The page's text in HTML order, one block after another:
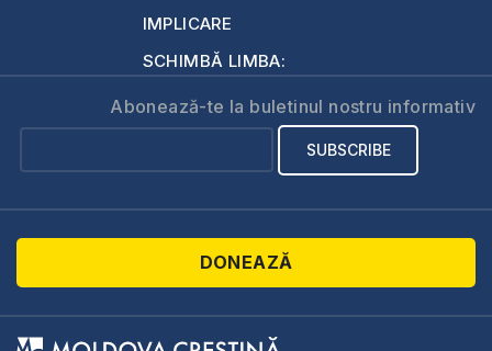
IMPLICARE
SCHIMBĂ LIMBA:
Abonează-te la buletinul nostru informativ
DONEAZĂ